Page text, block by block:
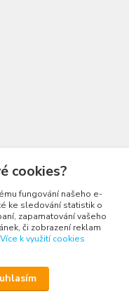
cookies?
fungování našeho e-
ke sledování statistik o
zapamatování vašeho
či zobrazení reklam
Více k využití cookies